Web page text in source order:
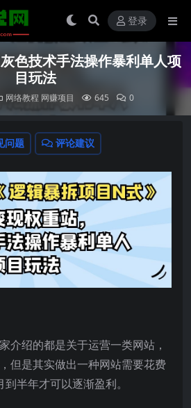
登录
色技术手法操作暴利单人项
目玩法
网络教程 网赚项目 645 0
问题 评论建议
介绍的都是关于运营一类网站，
但是其实做出一种网站需要花费
半年才可以逐渐盈利。